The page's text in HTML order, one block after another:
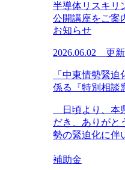
半導体リスキリ
公開講座をご案
お知らせ
2026.06.02 更新
「中東情勢緊
係る『特別相談
日頃より、本
だき、ありが
勢の緊迫化に伴
補助金